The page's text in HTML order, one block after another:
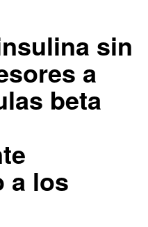
sin
a
beta
a los